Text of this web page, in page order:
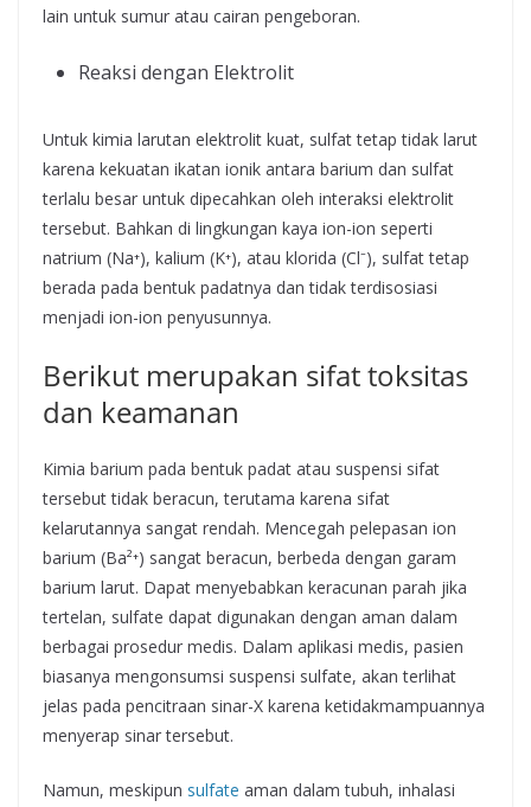
lain untuk sumur atau cairan pengeboran.
Reaksi dengan Elektrolit
Untuk kimia larutan elektrolit kuat, sulfat tetap tidak larut
karena kekuatan ikatan ionik antara barium dan sulfat
terlalu besar untuk dipecahkan oleh interaksi elektrolit
tersebut. Bahkan di lingkungan kaya ion-ion seperti
natrium (Na⁺), kalium (K⁺), atau klorida (Cl⁻), sulfat tetap
berada pada bentuk padatnya dan tidak terdisosiasi
menjadi ion-ion penyusunnya.
Berikut merupakan sifat toksitas
dan keamanan
Kimia barium pada bentuk padat atau suspensi sifat
tersebut tidak beracun, terutama karena sifat
kelarutannya sangat rendah. Mencegah pelepasan ion
barium (Ba²⁺) sangat beracun, berbeda dengan garam
barium larut. Dapat menyebabkan keracunan parah jika
tertelan, sulfate dapat digunakan dengan aman dalam
berbagai prosedur medis. Dalam aplikasi medis, pasien
biasanya mengonsumsi suspensi sulfate, akan terlihat
jelas pada pencitraan sinar-X karena ketidakmampuannya
menyerap sinar tersebut.
Namun, meskipun sulfate aman dalam tubuh, inhalasi